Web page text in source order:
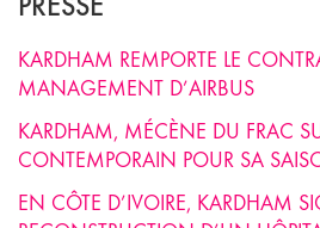
KARDHAM REMPORTE LE
MANAGEMENT D’AIRBUS
KARDHAM, MÉCÈNE DU FRAC
CONTEMPORAIN POUR SA
EN CÔTE D’IVOIRE, KARDHAM